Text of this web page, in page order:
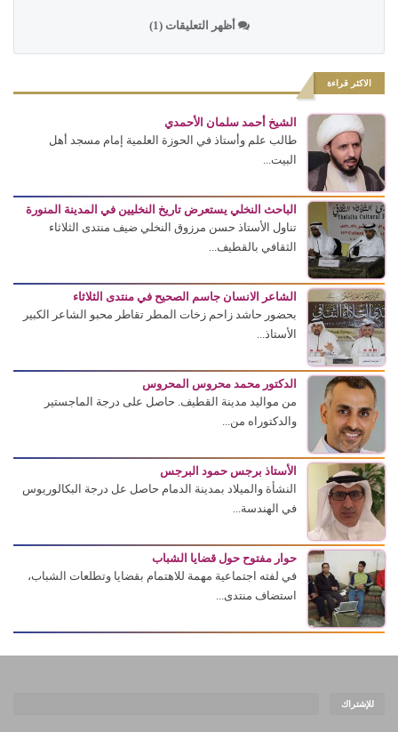
أظهر التعليقات (1)
الاكثر قراءة
الشيخ أحمد سلمان الأحمدي
طالب علم وأستاذ في الحوزة العلمية إمام مسجد أهل
البيت...
الباحث النخلي يستعرض تاريخ النخليين في المدينة المنورة
تناول الأستاذ حسن مرزوق النخلي ضيف منتدى الثلاثاء
الثقافي بالقطيف...
الشاعر الانسان جاسم الصحيح في منتدى الثلاثاء
بحضور حاشد زاحم زخات المطر تقاطر محبو الشاعر الكبير
الأستاذ...
الدكتور محمد محروس المحروس
من مواليد مدينة القطيف. حاصل على درجة الماجستير
والدكتوراه من...
الأستاذ برجس حمود البرجس
النشأة والميلاد بمدينة الدمام حاصل عل درجة البكالوريوس
في الهندسة...
حوار مفتوح حول قضايا الشباب
في لفته اجتماعية مهمة للاهتمام بقضايا وتطلعات الشباب،
استضاف منتدى...
للإشتراك